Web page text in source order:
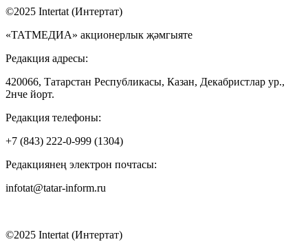
©2025 Intertat (Интертат)
«ТАТМЕДИА» акционерлык җәмгыяте
Редакция адресы:
420066, Татарстан Республикасы, Казан, Декабристлар ур.,
2нче йорт.
Редакция телефоны:
+7 (843) 222-0-999 (1304)
Редакциянең электрон почтасы:
infotat@tatar-inform.ru
©2025 Intertat (Интертат)